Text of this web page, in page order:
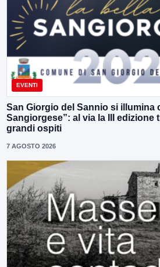
EVENTI
San Giorgio del Sannio si illumina
Sangiorgese”: al via la III edizione
grandi ospiti
7 AGOSTO 2026